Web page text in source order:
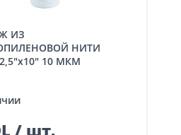
НИТИ
2,5"x10" 10 МКМ
/ шт.